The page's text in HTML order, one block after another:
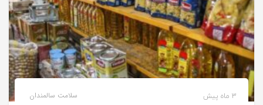
سلامت سالمندان 3 ماه پیش